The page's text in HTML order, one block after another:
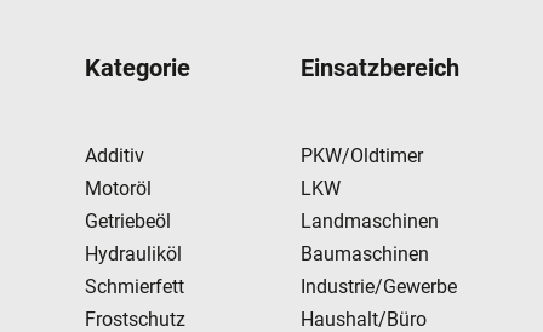
Kategorie
Additiv
Motoröl
Getriebeöl
Hydrauliköl
Schmierfett
Frostschutz
Einsatzbereich
PKW/Oldtimer
LKW
Landmaschinen
Baumaschinen
Industrie/Gewerbe
Haushalt/Büro